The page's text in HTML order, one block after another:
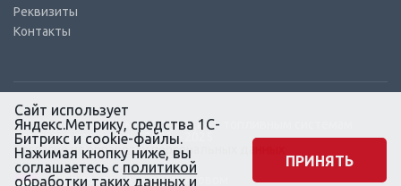
Реквизиты
Контакты
© КТС-Дизель – Комплектующие к топливным системам
Все права защищены, 2003 – 2025
Согласие на обработку персональных данных
Сайт создан в маркетинговом
Сайт использует
Яндекс.Метрику, средства 1С-
Битрикс и cookie-файлы.
Нажимая кнопку ниже, вы
соглашаетесь с политикой
обработки таких данных и
ПРИНЯТЬ